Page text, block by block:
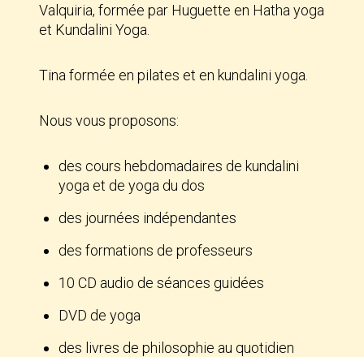
Valquiria, formée par Huguette en Hatha yoga
et Kundalini Yoga.
Tina formée en pilates et en kundalini yoga.
Nous vous proposons:
des cours hebdomadaires de kundalini
yoga et de yoga du dos
des journées indépendantes
des formations de professeurs
10 CD audio de séances guidées
DVD de yoga
des livres de philosophie au quotidien